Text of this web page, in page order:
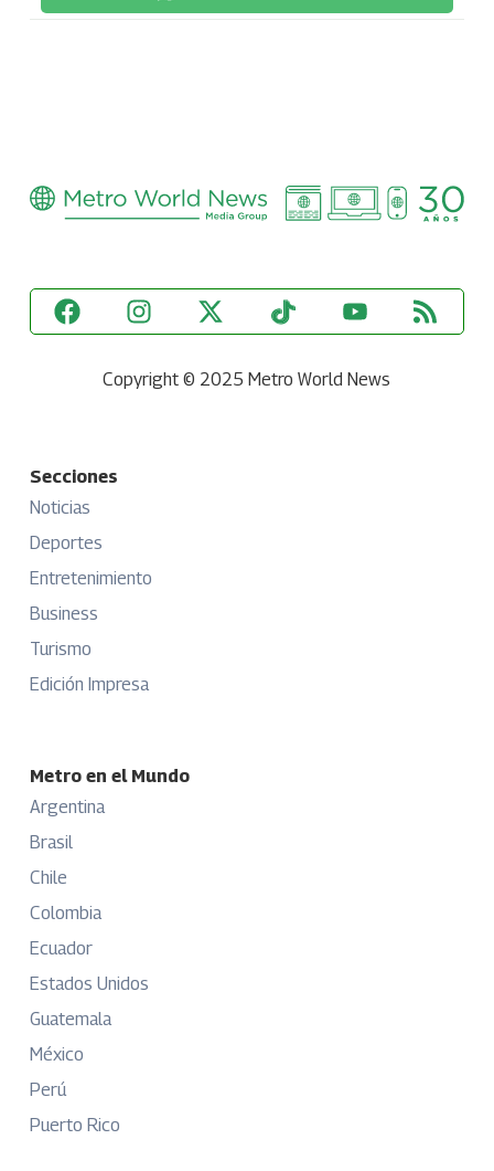
Copyright © 2025 Metro World News
Secciones
Noticias
Deportes
Entretenimiento
Business
Turismo
Edición Impresa
Metro en el Mundo
Argentina
Brasil
Chile
Colombia
Ecuador
Estados Unidos
Guatemala
México
Perú
Puerto Rico